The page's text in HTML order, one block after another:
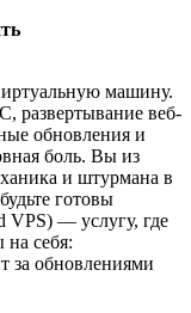
машину.
развертывание веб-
обновления и
боль. Вы из
и штурмана в
готовы
VPS) — услугу, где
на себя:
за обновлениями